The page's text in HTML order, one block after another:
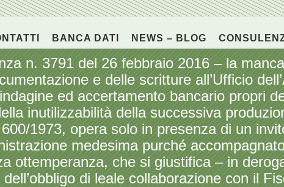
BANCA DATI NEWS – BLOG
n. 3791 del 26 febbraio 2016 – la
e delle scritture all’Ufficio
ed accertamento bancario propri
inutilizzabilità della successiva
1973, opera solo in presenza di un
medesima purché
ottemperanza, che si giustifica – in
di leale collaborazione con il